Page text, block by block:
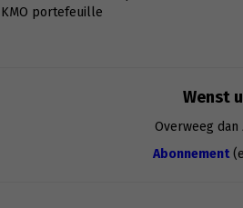
KMO portefeuille
Wenst
Overweeg
Abonnement